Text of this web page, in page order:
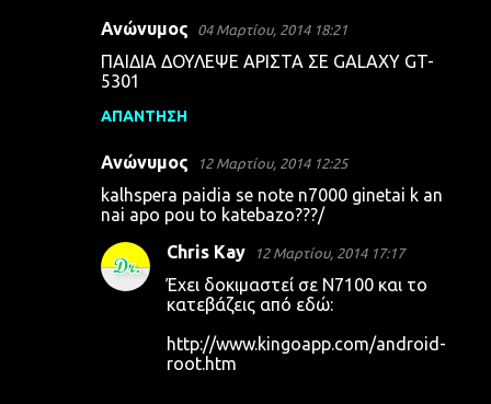
Ανώνυμος 04 Μαρτίου, 2014 18:21
ΠΑΙΔΙΑ ΔΟΥΛΕΨΕ ΑΡΙΣΤΑ ΣΕ GALAXY GT-
5301
ΑΠΆΝΤΗΣΗ
Ανώνυμος 12 Μαρτίου, 2014 12:25
kalhspera paidia se note n7000 ginetai k an
nai apo pou to katebazo???/
Chris Kay 12 Μαρτίου, 2014 17:17
Έχει δοκιμαστεί σε N7100 και το
κατεβάζεις από εδώ:
http://www.kingoapp.com/android-
root.htm